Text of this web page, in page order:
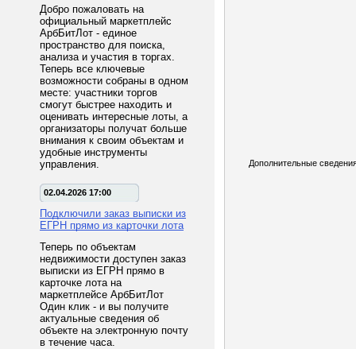
Добро пожаловать на
официальный маркетплейс
АрбБитЛот - единое
пространство для поиска,
анализа и участия в торгах.
Теперь все ключевые
возможности собраны в одном
месте: участники торгов
смогут быстрее находить и
оценивать интересные лоты, а
организаторы получат больше
внимания к своим объектам и
удобные инструменты
управления.
02.04.2026 17:00
Подключили заказ выписки из
ЕГРН прямо из карточки лота
Теперь по объектам
недвижимости доступен заказ
выписки из ЕГРН прямо в
карточке лота на
маркетплейсе АрбБитЛот
Один клик - и вы получите
актуальные сведения об
объекте на электронную почту
в течение часа.
Дополнительные